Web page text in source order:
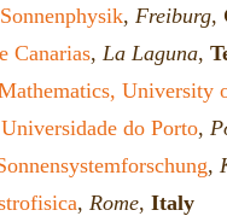
, Freiburg,
Canarias, La Laguna,
University
do Porto,
,
, Rome, Italy